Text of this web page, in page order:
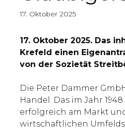
17. Oktober 2025
17. Oktober 2025. Das
Krefeld einen
von der Sozietät
Die Peter Dammer
Handel. Das im Jahr
erfolgreich am Markt
wirtschaftlichen Umfelds.